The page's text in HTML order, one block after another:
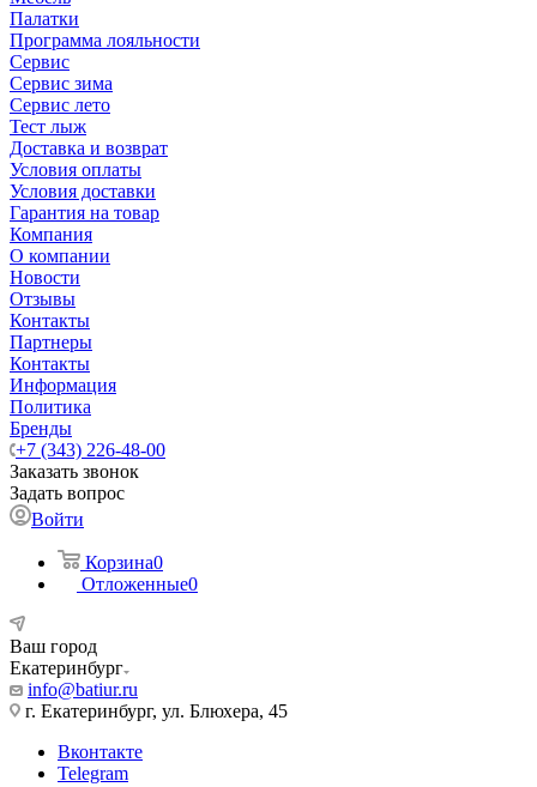
Палатки
Программа лояльности
Сервис
Сервис зима
Сервис лето
Тест лыж
Доставка и возврат
Условия оплаты
Условия доставки
Гарантия на товар
Компания
О компании
Новости
Отзывы
Контакты
Партнеры
Контакты
Информация
Политика
Бренды
+7 (343) 226-48-00
Заказать звонок
Задать вопрос
Войти
Корзина0
Отложенные0
Ваш город
Екатеринбург
info@batiur.ru
г. Екатеринбург, ул. Блюхера, 45
Вконтакте
Telegram